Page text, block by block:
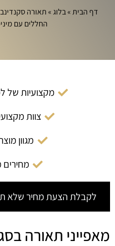
דף הבית»בלוג»תאורה
החללים עם
מקצועיות של
צוות
מגוון
לקבלת הצעת מחיר שלא
מאפייני תאורה